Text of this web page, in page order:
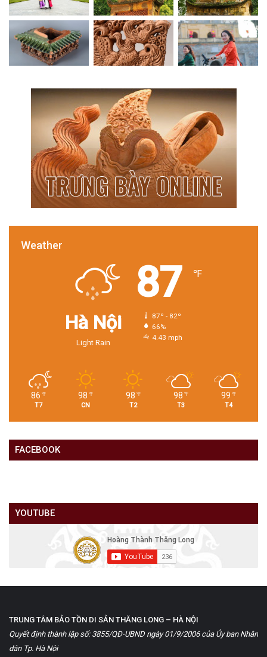
Weather
Hà Nội
Light Rain
87 ℉
87º - 82º
66%
4.43 mph
86 ℉
T7
98 ℉
CN
98 ℉
T2
98 ℉
T3
99 ℉
T4
FACEBOOK
YOUTUBE
TRUNG TÂM BẢO TỒN DI SẢN THĂNG LONG – HÀ NỘI
Quyết định thành lập số: 3855/QĐ-UBND ngày 01/9/2006 của Ủy ban Nhân
dân Tp. Hà Nội